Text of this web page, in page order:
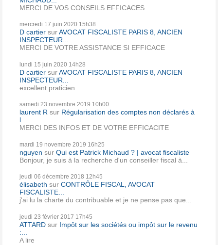
MERCI DE VOS CONSEILS EFFICACES
mercredi 17 juin 2020 15h38
D cartier surAVOCAT FISCALISTE PARIS 8, ANCIEN
INSPECTEUR...
MERCI DE VOTRE ASSISTANCE SI EFFICACE
lundi 15 juin 2020 14h28
D cartier surAVOCAT FISCALISTE PARIS 8, ANCIEN
INSPECTEUR...
excellent praticien
samedi 23 novembre 2019 10h00
laurent R sur Régularisation des comptes non déclarés à
l...
MERCI DES INFOS ET DE VOTRE EFFICACITE
mardi 19 novembre 2019 16h25
nguyen sur Qui est Patrick Michaud ? | avocat fiscaliste
Bonjour, je suis à la recherche d'un conseiller fiscal à...
jeudi 06 décembre 2018 12h45
élisabeth sur CONTRÔLE FISCAL, AVOCAT
FISCALISTE...
j'ai lu la charte du contribuable et je ne pense pas que...
jeudi 23 février 2017 17h45
ATTARD sur Impôt sur les sociétés ou impôt sur le revenu
:...
A lire